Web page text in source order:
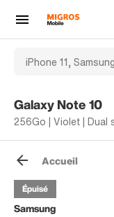
Galaxy Note 10
Accueil
Samsung
Épuisé